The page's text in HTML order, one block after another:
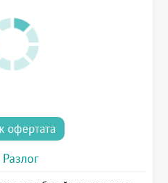
офертата
Разлог